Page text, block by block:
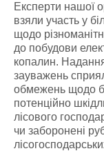
Експерти нашої
взяли участь у
щодо
до побудови
копалин.
зауважень
обмежень щодо
потенційно
лісового
чи заборонені